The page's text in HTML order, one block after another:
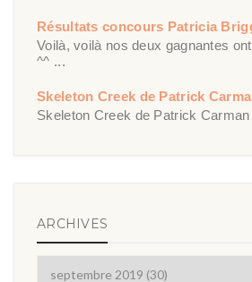
Résultats concours Patricia
Voilà, voilà nos deux gagnantes
^^ ...
Skeleton Creek de Patrick
Skeleton Creek de Patrick
ARCHIVES